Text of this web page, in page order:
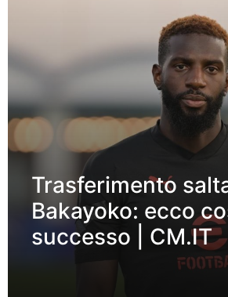
Trasferimento
Bakayoko: ecco
successo | CM.IT